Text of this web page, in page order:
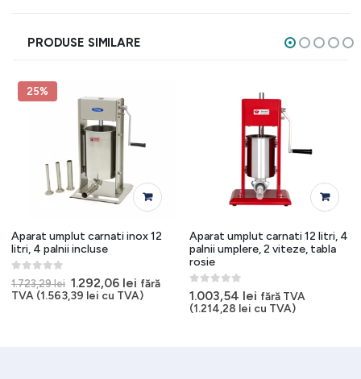
PRODUSE SIMILARE
25%
Aparat umplut carnati inox 12
litri, 4 palnii incluse
0 out of 5
1.723,29lei Prețul
inițial
1.292,06 leiPrețul
curent
1.292,06 lei.
fără
TVA (1.563,39 lei cu TVA)
Aparat umplut carnati 12 litri, 4
palnii umplere, 2 viteze, tabla
rosie
0 out of 5
1.003,54 lei fără TVA
(1.214,28 lei cu TVA)